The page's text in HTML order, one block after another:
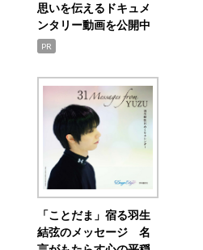
思いを伝えるドキュメ
ンタリー動画を公開中
PR
「ことだま」宿る羽生
結弦のメッセージ 名